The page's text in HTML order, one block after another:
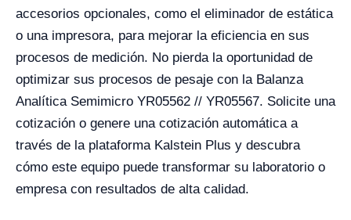
accesorios opcionales, como el eliminador de estática
o una impresora, para mejorar la eficiencia en sus
procesos de medición. No pierda la oportunidad de
optimizar sus procesos de pesaje con la Balanza
Analítica Semimicro YR05562 // YR05567. Solicite una
cotización o genere una cotización automática a
través de la plataforma Kalstein Plus y descubra
cómo este equipo puede transformar su laboratorio o
empresa con resultados de alta calidad.